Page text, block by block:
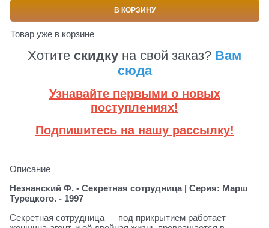
В КОРЗИНУ
Товар уже в корзине
Хотите скидку на свой заказ? Вам
сюда
Узнавайте первыми о новых
поступлениях!
Подпишитесь на нашу рассылку!
Описание
Незнанский Ф. - Секретная сотрудница | Серия: Марш
Турецкого. - 1997
Секретная сотрудница — под прикрытием работает